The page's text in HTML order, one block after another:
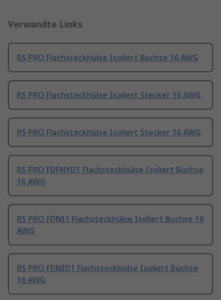
Verwandte Links
RS PRO Flachsteckhülse Isoliert Buchse 16 AWG
RS PRO Flachsteckhülse Isoliert Stecker 16 AWG
RS PRO Flachsteckhülse Isoliert Stecker 16 AWG
RS PRO FDFNYD1 Flachsteckhülse Isoliert Buchse
16 AWG
RS PRO FDNI1 Flachsteckhülse Isoliert Buchse 16
AWG
RS PRO FDNID1 Flachsteckhülse Isoliert Buchse
16 AWG